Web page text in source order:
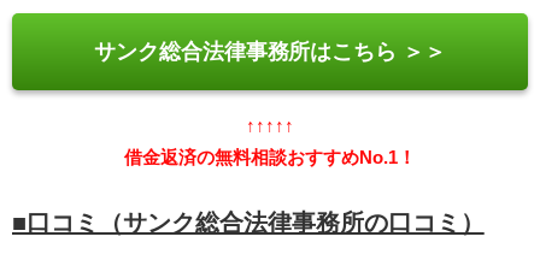
サンク総合法律事務所はこちら ＞＞
↑↑↑↑↑
借金返済の無料相談おすすめNo.1！
■口コミ（サンク総合法律事務所の口コミ）